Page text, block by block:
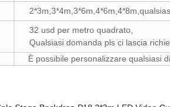
32 usd per metro
Qualsiasi domanda pls ci lascia
È possibile personalizzare qualsiasi